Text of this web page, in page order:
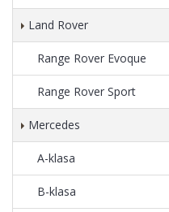
Land Rover
Range Rover Evoque
Range Rover Sport
Mercedes
A-klasa
B-klasa